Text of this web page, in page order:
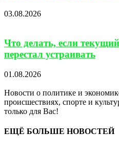
03.08.2026
Что делать, если
перестал устраивать
01.08.2026
Новости о политике и
происшествиях, спорте и
только для Вас!
ЕЩЁ БОЛЬШЕ НОВОСТЕЙ